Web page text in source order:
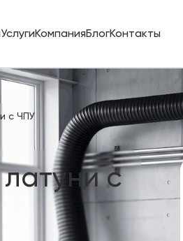
УслугиКомпанияБлогКонтакты
с ЧПУ
с